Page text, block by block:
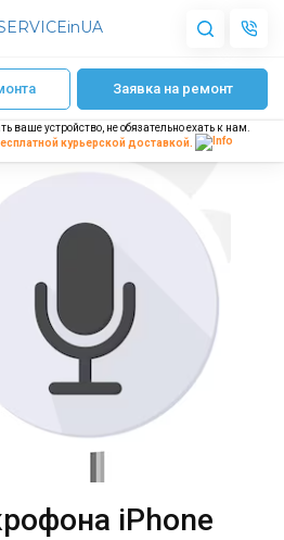
Заявка на ремонт
ваше устройство, не обязательно ехать к нам.
курьерской доставкой.
iPhone Замена микрофона iPhone
iPhone